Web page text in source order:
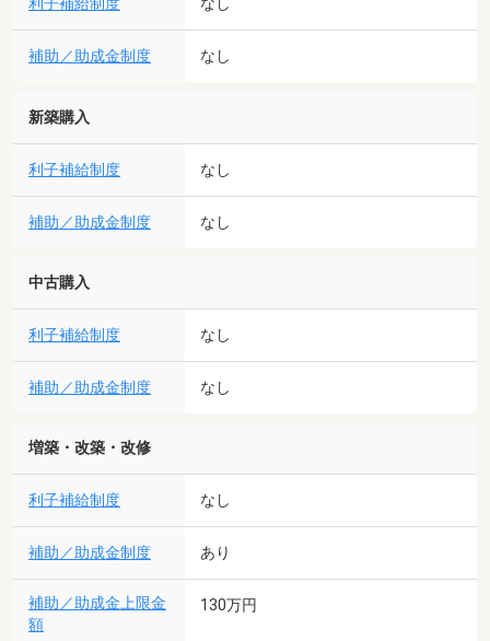
利子補給制度 なし
補助／助成金制度 なし
新築購入
利子補給制度 なし
補助／助成金制度 なし
中古購入
利子補給制度 なし
補助／助成金制度 なし
増築・改築・改修
利子補給制度 なし
補助／助成金制度 あり
補助／助成金上限金
額
130万円